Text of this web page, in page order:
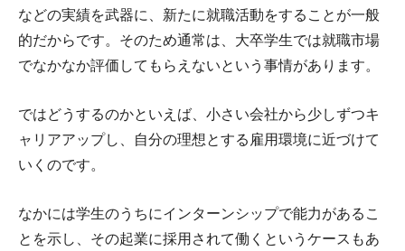
などの実績を武器に、新たに就職活動をすることが一般
的だからです。そのため通常は、大卒学生では就職市場
でなかなか評価してもらえないという事情があります。
ではどうするのかといえば、小さい会社から少しずつキ
ャリアアップし、自分の理想とする雇用環境に近づけて
いくのです。
なかには学生のうちにインターンシップで能力があるこ
とを示し、その起業に採用されて働くというケースもあ